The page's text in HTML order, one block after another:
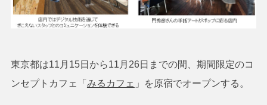
東京都は11月15日から11月26日までの間、期間限定のコ
ンセプトカフェ「 みるカフェ 」を原宿でオープンする。